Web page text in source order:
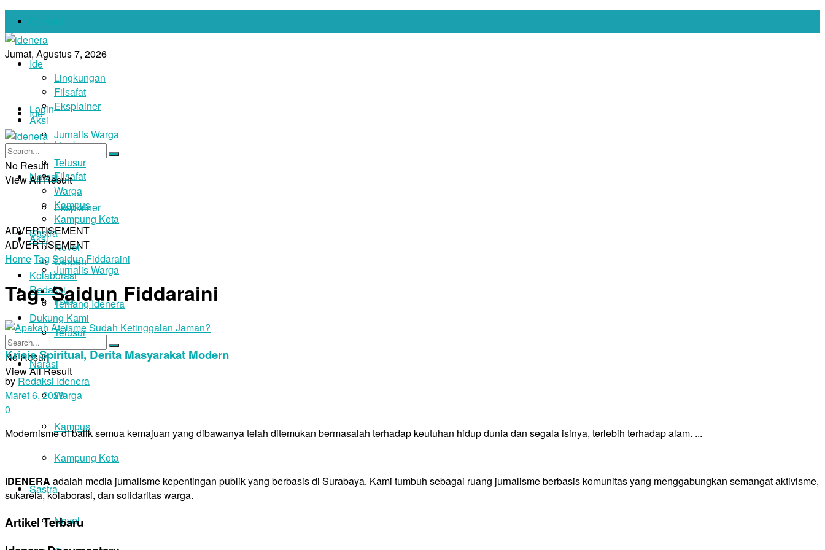
Jumat, Agustus 7, 2026
Login
Ide
Lingkungan
Filsafat
Eksplainer
Aksi
Jurnalis Warga
Foto
Telusur
Narasi
Warga
Kampus
Kampung Kota
Sastra
Novel
Cerpen
Kolaborasi
Redaksi
Tentang Idenera
Dukung Kami
No Result
View All Result
Ide
Lingkungan
Filsafat
Eksplainer
Aksi
Jurnalis Warga
Foto
Telusur
Narasi
Warga
Kampus
Kampung Kota
Sastra
Novel
No Result
View All Result
ADVERTISEMENT
ADVERTISEMENT
HomeTag Saidun Fiddaraini
Tag:Saidun Fiddaraini
Krisis Spiritual, Derita Masyarakat Modern
by Redaksi Idenera
Maret 6, 2026
0
Modernisme di balik semua kemajuan yang dibawanya telah ditemukan bermasalah terhadap keutuhan hidup dunia dan segala isinya, terlebih terhadap alam. ...
IDENERA adalah media jurnalisme kepentingan publik yang berbasis di Surabaya. Kami tumbuh sebagai ruang jurnalisme berbasis komunitas yang menggabungkan semangat aktivisme,
sukarela, kolaborasi, dan solidaritas warga.
Artikel Terbaru